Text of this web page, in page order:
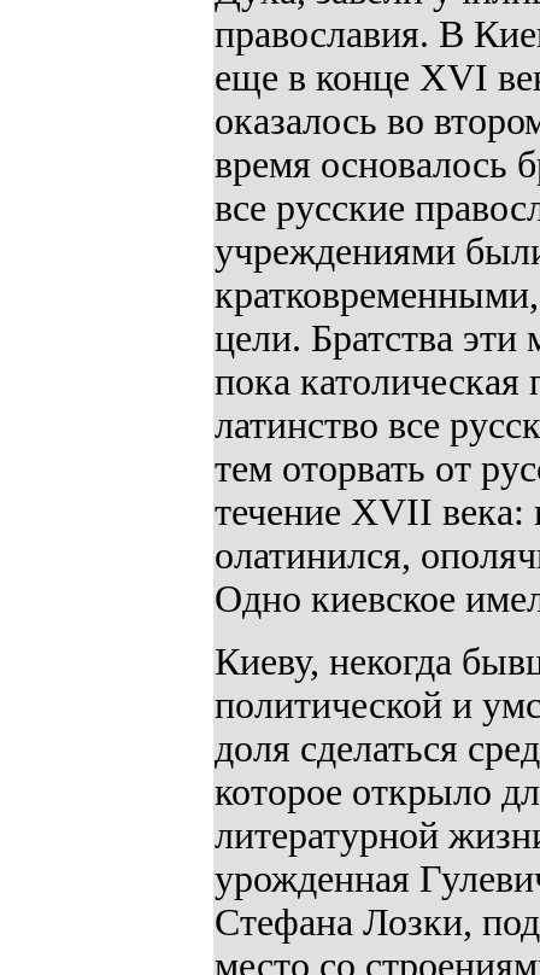
православия. В
еще в конце XVI
оказалось во
время основалось
все русские
учреждениями
цели. Братства эти
пока католическая
латинство все
тем оторвать от
течение XVII века:
олатинился,
Одно киевское
Киеву, некогда
политической и
доля сделаться
которое открыло
литературной
урожденная
Стефана Лозки,
место со